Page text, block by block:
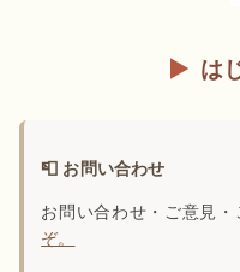
は
📮 お問い合わせ
お問い合わせ・ご意見・
ぞ。